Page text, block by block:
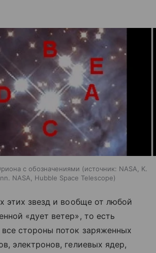
с обозначениями источник: NASA, K.
NASA, Hubble Space Telescope
этих звезд и вообще от любой
«дует ветер», то есть
все стороны поток заряженных
электронов, гелиевых ядер,